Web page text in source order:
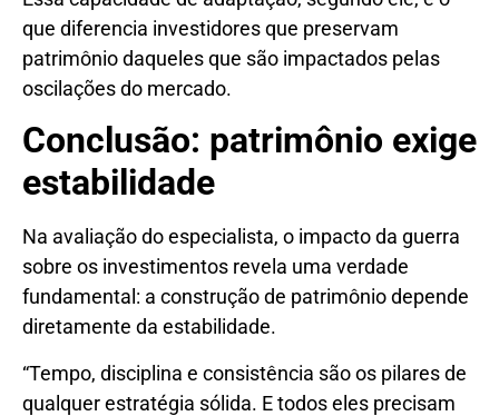
que diferencia investidores que preservam
patrimônio daqueles que são impactados pelas
oscilações do mercado.
Conclusão: patrimônio exige
estabilidade
Na avaliação do especialista, o impacto da guerra
sobre os investimentos revela uma verdade
fundamental: a construção de patrimônio depende
diretamente da estabilidade.
“Tempo, disciplina e consistência são os pilares de
qualquer estratégia sólida. E todos eles precisam